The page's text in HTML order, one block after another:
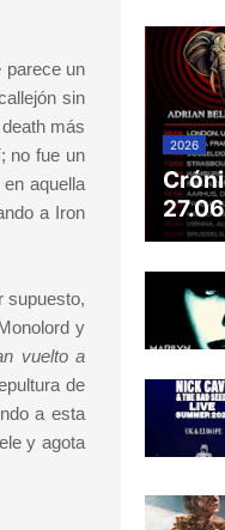
parece un
sin
más
no fue un
aquella
a Iron
supuesto,
y
vuelto a
de
a esta
y agota
2026